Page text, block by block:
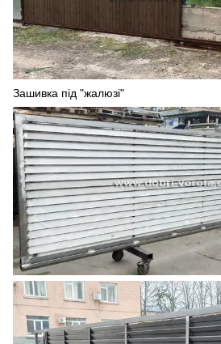
Зашивка під "жалюзі"